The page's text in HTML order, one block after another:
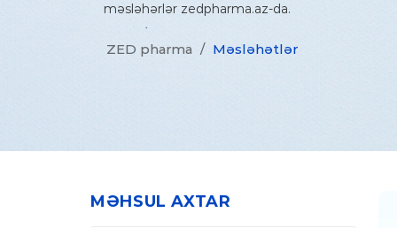
məsləhərlər zedpharma.az-da.
ZED pharma / Məsləhətlər
MƏHSUL AXTAR